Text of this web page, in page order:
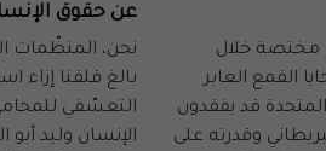
مختصة خلال
القمع العابر
قد يفقدون
وقدرته على
عن حقوق
نحن، المنظّمات
بالغ قلقنا إزاء
التعسّفي
الإنسان وليد